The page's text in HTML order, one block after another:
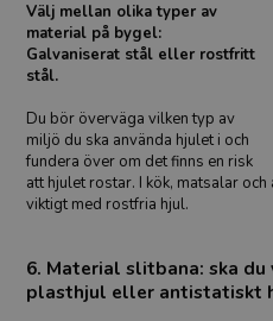
Välj mellan olika typer av
material på bygel:
Galvaniserat stål eller rostfritt
stål.
Du bör överväga vilken typ av
miljö du ska använda hjulet i och
fundera över om det finns en risk
att hjulet rostar. I kök, matsalar
viktigt med rostfria hjul.
6. Material slitbana: ska
plasthjul eller antistatiskt